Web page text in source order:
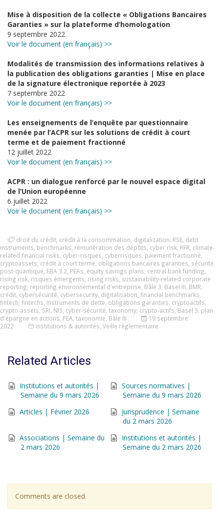
Mise à disposition de la collecte « Obligations Bancaires
Garanties » sur la plateforme d’homologation
9 septembre 2022
Voir le document (en français) >>
Modalités de transmission des informations relatives à
la publication des obligations garanties | Mise en place
de la signature électronique reportée à 2023
7 septembre 2022
Voir le document (en français) >>
Les enseignements de l’enquête par questionnaire
menée par l’ACPR sur les solutions de crédit à court
terme et de paiement fractionné
12 juillet 2022
Voir le document (en français) >>
ACPR : un dialogue renforcé par le nouvel espace digital
de l’Union européenne
6 juillet 2022
Voir le document (en français) >>
droit du crédit crédit à la consommation digitalization RSE debt
instruments benchmarks rémunération des dépôts cyber risk RFR climate-
related financial risks cyber-risques cyberrisques paiement fractionné
cryptoassets crédit à court terme obligations bancaires garanties sécurité
post-quantique EBA 3.2 PEAs equity savings plans central bank funding
rising risk risques émergents rising risks sustainability-related corporate
reporting reporting environnemental d'entreprise Bâle 3 Basel III BMR
crédit cybersécurité cybersecurity digitalisation financial benchmarks
fintech fintechs Instruments de dette obligations garanties cryptoactifs
crypto-assets SRI NIS cyber-sécurité taxonomy crypto-actifs Basel 3 plan
d'épargne en actions PEA taxonomie Bâle III
19 septembre
2022
Institutions & autorités Veille réglementaire
Related Articles
Institutions et autorités |
Semaine du 9 mars 2026
Sources normatives |
Semaine du 9 mars 2026
Articles | Février 2026
Jurisprudence | Semaine
du 2 mars 2026
Associations | Semaine du
2 mars 2026
Institutions et autorités |
Semaine du 2 mars 2026
Comments are closed.